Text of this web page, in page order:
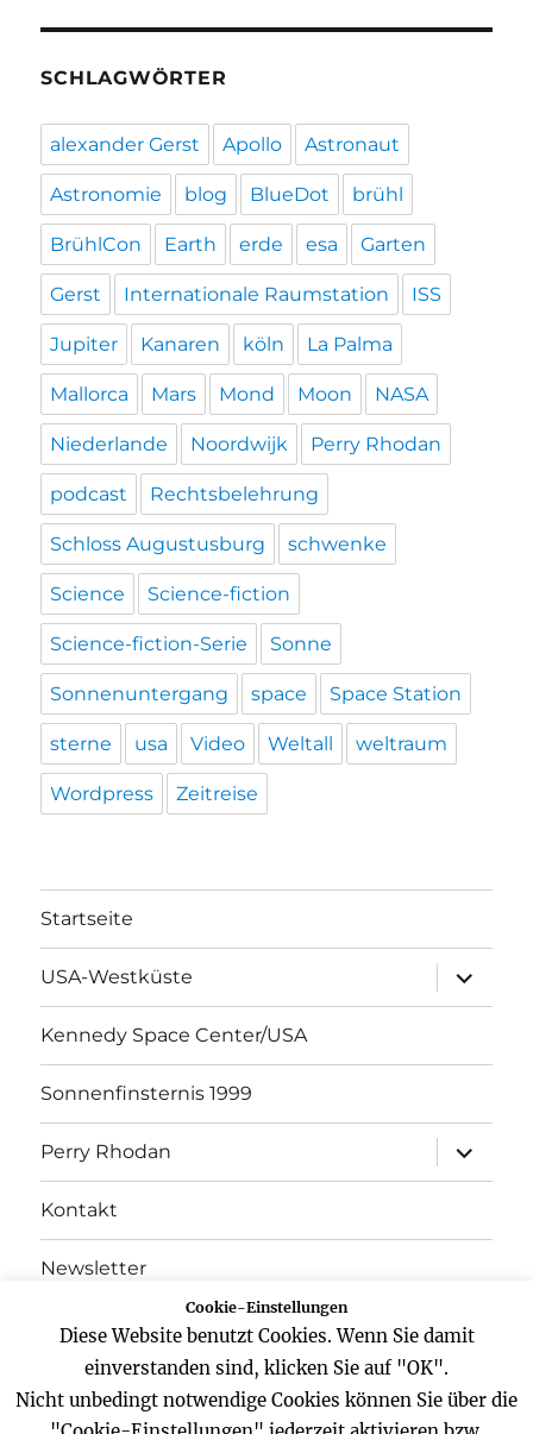
SCHLAGWÖRTER
alexander Gerst Apollo Astronaut
Astronomie blog BlueDot brühl
BrühlCon Earth erde esa Garten
Gerst Internationale Raumstation ISS
Jupiter Kanaren köln La Palma
Mallorca Mars Mond Moon NASA
Niederlande Noordwijk Perry Rhodan
podcast Rechtsbelehrung
Schloss Augustusburg schwenke
Science Science-fiction
Science-fiction-Serie Sonne
Sonnenuntergang space Space Station
sterne usa Video Weltall weltraum
Wordpress Zeitreise
Startseite
USA-Westküste
öffnen
Kennedy Space Center/USA
Sonnenfinsternis 1999
Perry Rhodan
öffnen
Kontakt
Newsletter
Datenschutz
Cookie-Einstellungen
Diese Website benutzt Cookies. Wenn Sie damit
einverstanden sind, klicken Sie auf "OK".
Nicht unbedingt notwendige Cookies können Sie über die